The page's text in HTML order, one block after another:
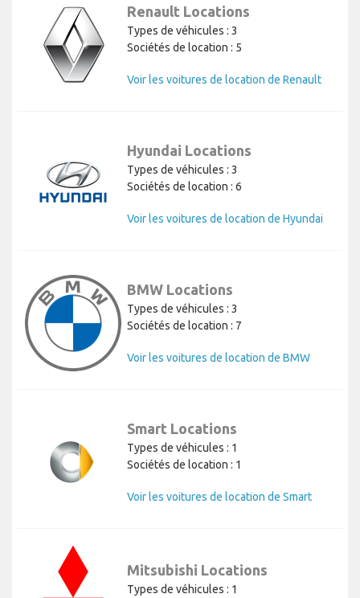
Renault Locations
Types de véhicules : 3
Sociétés de location : 5
Voir les voitures de location de Renault
Hyundai Locations
Types de véhicules : 3
Sociétés de location : 6
Voir les voitures de location de Hyundai
BMW Locations
Types de véhicules : 3
Sociétés de location : 7
Voir les voitures de location de BMW
Smart Locations
Types de véhicules : 1
Sociétés de location : 1
Voir les voitures de location de Smart
Mitsubishi Locations
Types de véhicules : 1